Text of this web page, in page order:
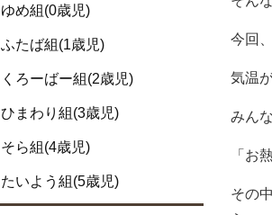
ゆめ組(0歳児)
ふたば組(1歳児)
くろーばー組(2歳児)
ひまわり組(3歳児)
そら組(4歳児)
たいよう組(5歳児)
今回
気温
みん
「お
その